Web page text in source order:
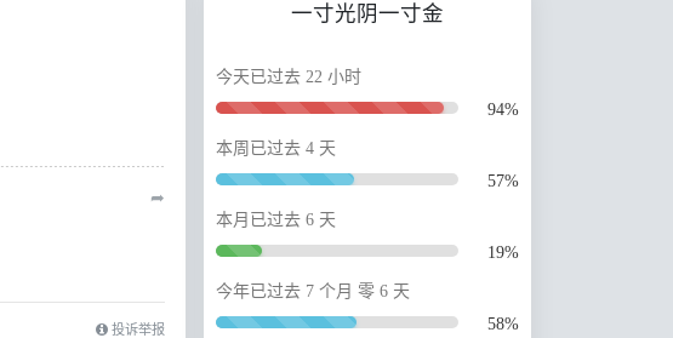
➦
投诉举报
一寸光阴一寸金
今天已过去 22 小时
94%
本周已过去 4 天
57%
本月已过去 6 天
19%
今年已过去 7 个月 零 6 天
58%